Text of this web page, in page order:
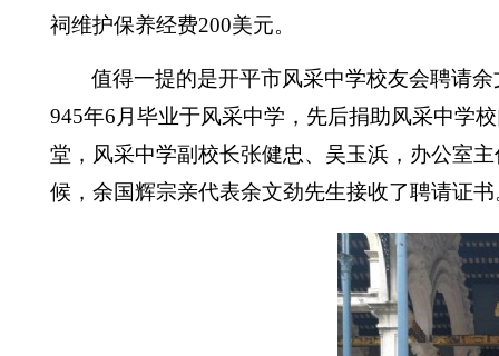
祠维护保养经费200美元。
值得一提的是开平市风采中学校友会聘请
945年6 月毕业于风采中学，先后捐助风采中学
堂，风采中学副校长张健忠、吴玉浜，办公室
候，余国辉宗亲代表余文劲先生接收了聘请证书